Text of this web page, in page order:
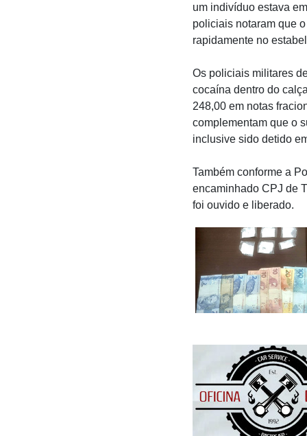
um indivíduo estava
policiais notaram que
rapidamente no
Os policiais militares
cocaína dentro do
248,00 em notas
complementam que o
inclusive sido detido
Também conforme a
encaminhado CPJ de
foi ouvido e liberado.